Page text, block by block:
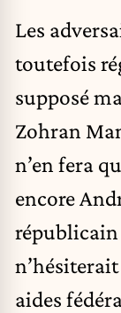
Les
toutefois
supposé
Zohran
n’en fera
encore
républicain
aides